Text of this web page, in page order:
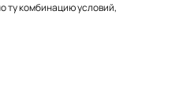
ту комбинацию условий,